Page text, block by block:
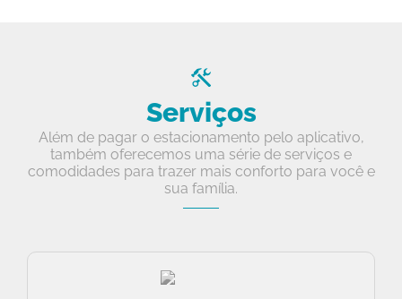
Serviços
Além de pagar o estacionamento pelo aplicativo,
também oferecemos uma série de serviços e
comodidades para trazer mais conforto para você e
sua família.